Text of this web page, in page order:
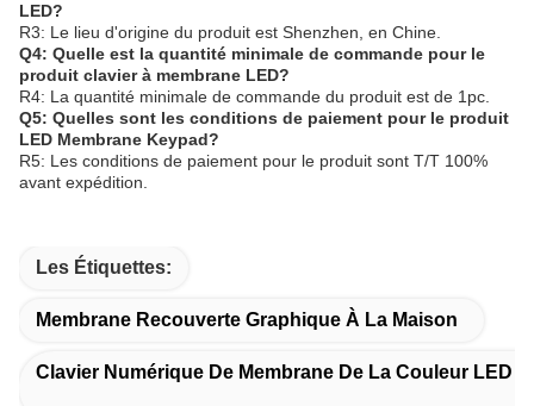
LED?
R3: Le lieu d'origine du produit est Shenzhen, en Chine.
Q4: Quelle est la quantité minimale de commande pour le
produit clavier à membrane LED?
R4: La quantité minimale de commande du produit est de 1pc.
Q5: Quelles sont les conditions de paiement pour le produit
LED Membrane Keypad?
R5: Les conditions de paiement pour le produit sont T/T 100%
avant expédition.
Les Étiquettes:
Membrane Recouverte Graphique À La Maison
Clavier Numérique De Membrane De La Couleur LED